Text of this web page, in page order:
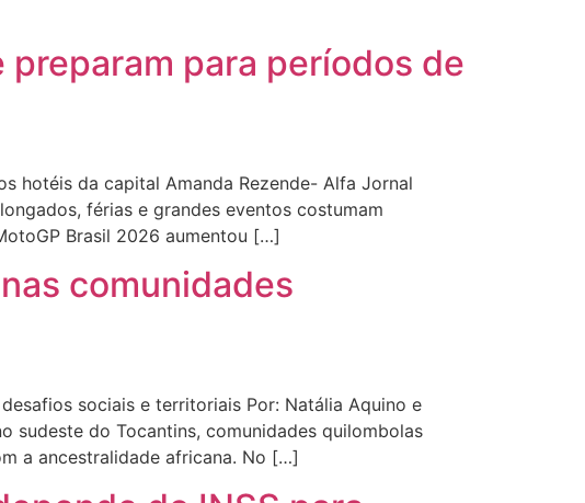
preparam para períodos de
hotéis da capital Amanda Rezende- Alfa Jornal
férias e grandes eventos costumam
Brasil 2026 aumentou […]
comunidades
sociais e territoriais Por: Natália Aquino e
sudeste do Tocantins, comunidades quilombolas
a ancestralidade africana. No […]